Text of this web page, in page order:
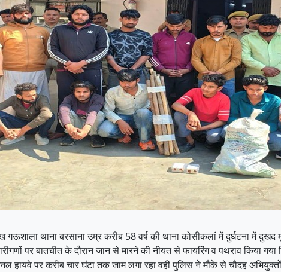
गऊशाला थाना बरसाना उम्र करीब 58 वर्ष की थाना कोसीकलां में दुर्घटना में
पर बातचीत के दौरान जान से मारने की नीयत से फायरिंग व पथराव किया
पर करीब चार घंटा तक जाम लगा रहा वहीं पुलिस ने मौंके से चौदह अभियुक्तों